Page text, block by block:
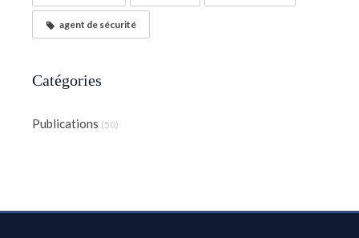
agent de sécurité
Catégories
Publications (50)